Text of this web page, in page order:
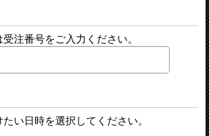
注番号をご入力ください。
い日時を選択してください。